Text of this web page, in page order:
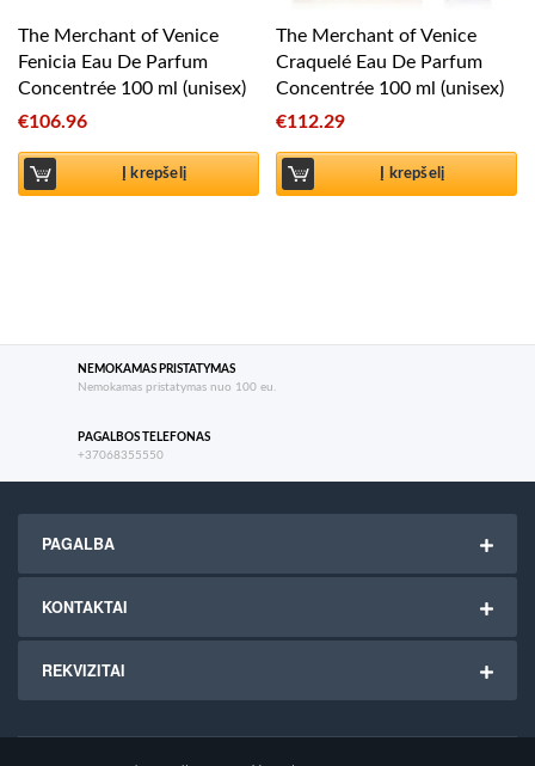
The Merchant of Venice
Fenicia Eau De Parfum
Concentrée 100 ml (unisex)
€106.96
Į krepšelį
The Merchant of Venice
Craquelé Eau De Parfum
Concentrée 100 ml (unisex)
€112.29
Į krepšelį
NEMOKAMAS PRISTATYMAS
Nemokamas pristatymas nuo 100 eu.
PAGALBOS TELEFONAS
+37068355550
PAGALBA
KONTAKTAI
REKVIZITAI